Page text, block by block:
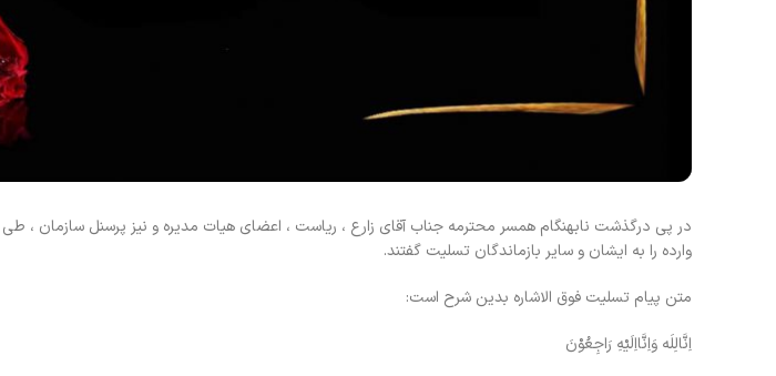
در پی درگذشت نابهنگام همسر محترمه جناب آقای زارع ، ریاست ، اعضای هیات مدیره و نیز پرسنل سازمان ،
وارده را به ایشان و سایر بازماندگان تسلیت گفتند.
متن پیام تسلیت فوق الاشاره بدین شرح است:
اِنَّالِلَه وَاِنَّااِلَيْهِ رَاجِعُوْنَ